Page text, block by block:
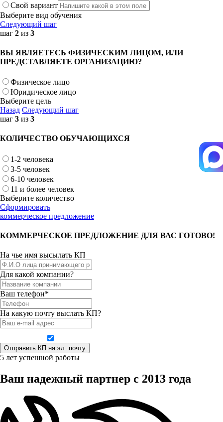
Свой вариант
Выберите вид обучения
Следующий шаг
шаг 2 из 3
ВЫ ЯВЛЯЕТЕСЬ ФИЗИЧЕСКИМ ЛИЦОМ, ИЛИ
ПРЕДСТАВЛЯЕТЕ ОРГАНИЗАЦИЮ?
Физическое лицо
Юридическое лицо
Выберите цель
Назад Следующий шаг
шаг 3 из 3
КОЛИЧЕСТВО ОБУЧАЮЩИХСЯ
1-2 человека
3-5 человек
6-10 человек
11 и более человек
Выберите количество
Сформировать
коммерческое предложение
КОММЕРЧЕСКОЕ ПРЕДЛОЖЕНИЕ ДЛЯ ВАС ГОТОВО!
На чье имя высылать КП
Для какой компании?
Ваш телефон*
На какую почту выслать КП?
5 лет успешной работы
Ваш надежный партнер с 2013 года